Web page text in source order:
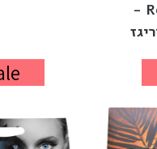
Rodriguez -